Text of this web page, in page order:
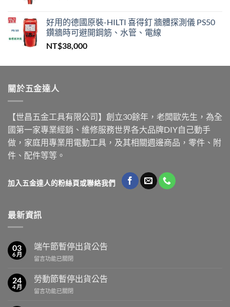
好用的德國原裝-HILTI 喜得釘 牆體探測儀 PS50
鑽牆時可避開鋼筋、水管、電線
NT$38,000
關於五金達人
【世昌五金工具有限公司】創立30餘年，老闆歐先生，為全
國第一家專業經銷、維修服務世界各大品牌DIY自己動手
做，家庭用專業用電動工具，及其相關週邊商品，零件、附
件、配件等等。
加入五金達人的粉絲頁或聯絡我們
最新資訊
03
6 月
端午節暫停出貨公告
在
午
節
暫
留言功能已關閉
24
4 月
勞動節暫停出貨公告
在
留言功能已關閉